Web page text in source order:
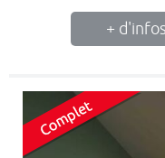
+ d'infos